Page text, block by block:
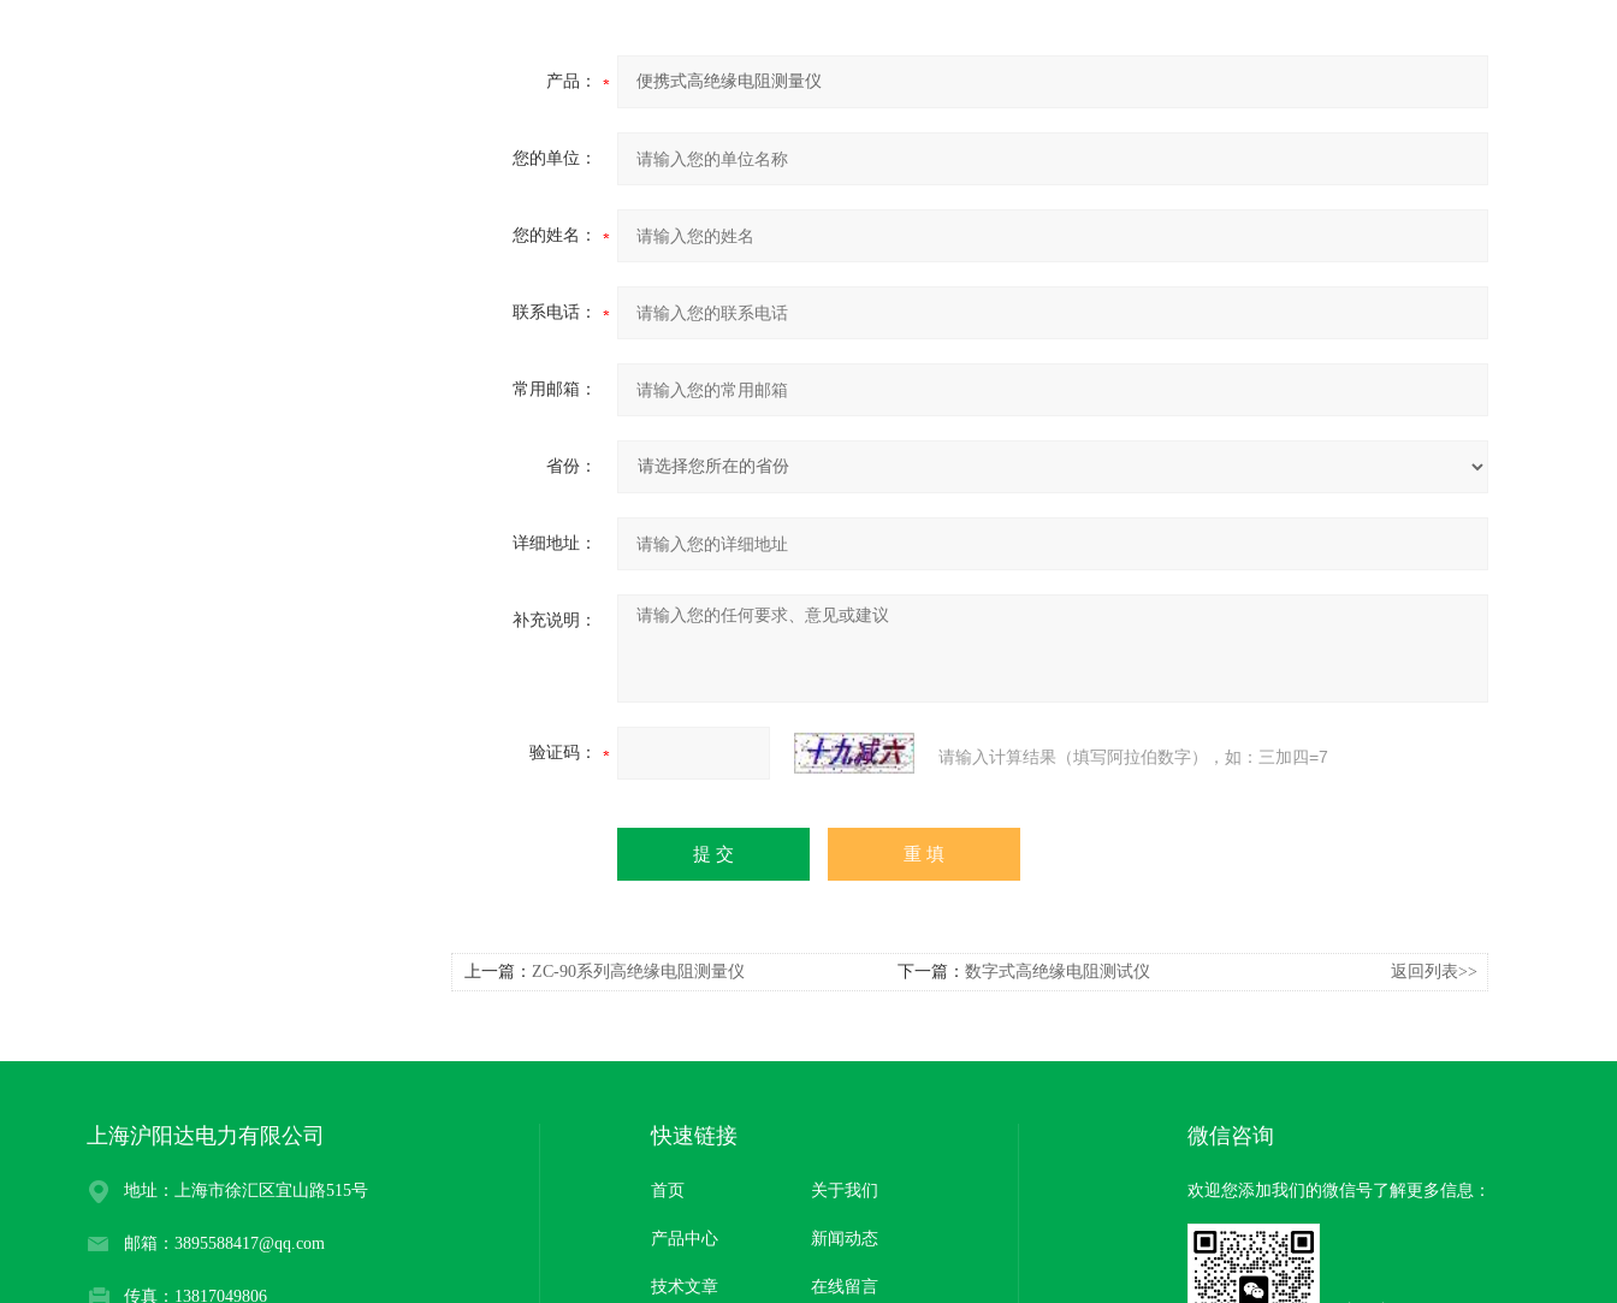
产品：
您的单位：
您的姓名：
联系电话：
常用邮箱：
省份：
详细地址：
补充说明：
验证码： 请输入计算结果（填写阿拉伯数字），如：三加四=7
上一篇： ZC-90系列高绝缘电阻测量仪 下一篇： 数字式高绝缘电阻测试仪 返回列表>>
上海沪阳达电力有限公司
地址：上海市徐汇区宜山路515号
邮箱：3895588417@qq.com
传真：13817049806
快速链接
首页 关于我们
产品中心 新闻动态
技术文章 在线留言
微信咨询
欢迎您添加我们的微信号了解更多信息：